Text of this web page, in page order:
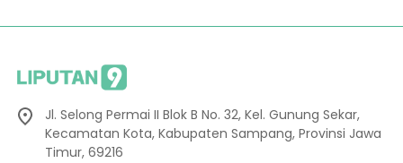
Jl. Selong Permai II Blok B No. 32, Kel. Gunung Sekar,
Kecamatan Kota, Kabupaten Sampang, Provinsi Jawa
Timur, 69216